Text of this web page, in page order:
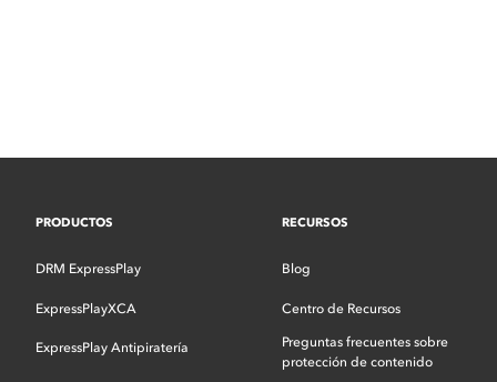
PRODUCTOS
DRM ExpressPlay
ExpressPlayXCA
ExpressPlay Antipiratería
RECURSOS
Blog
Centro de Recursos
Preguntas frecuentes sobre
protección de contenido